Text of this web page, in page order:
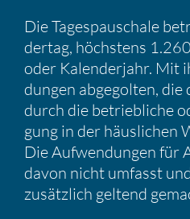
Die Tages­pau­schale
dertag, höchs­tens
oder Kalen­der­jahr. Mit
dungen abgegolten,
durch die betrieb­liche
gung in der häusli­chen
Die Aufwen­dungen für
davon nicht umfasst
zusätz­lich geltend